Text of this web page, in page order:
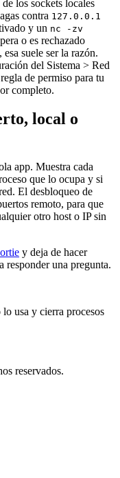
los sockets locales
contra 127.0.0.1
y un nc -zv
o es rechazado
suele ser la razón.
del Sistema > Red
de permiso para tu
completo.
local o
app. Muestra cada
que lo ocupa y si
El desbloqueo de
remoto, para que
otro host o IP sin
y deja de hacer
responder una pregunta.
usa y cierra procesos
reservados.